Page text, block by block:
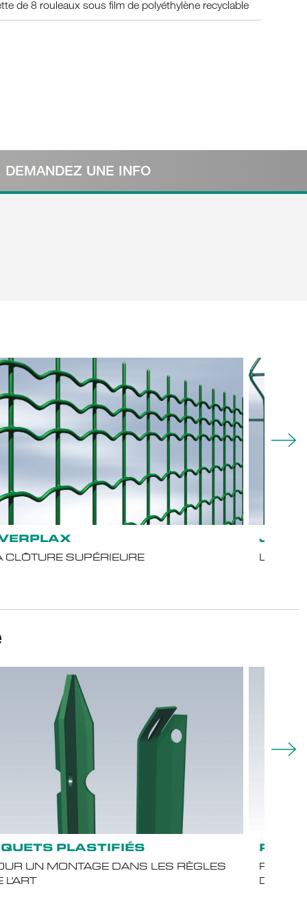
de 8 rouleaux sous film de polyéthylène recyclable
DEMANDEZ UNE INFO
CLÔTURE SUPÉRIEURE LE
PLASTIFIÉS
UN MONTAGE DANS LES RÈGLES
L'ART
POUR
DE